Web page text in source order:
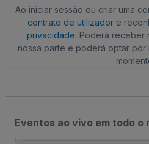
Ao iniciar sessão ou criar uma
contrato de utilizadore
privacidade. Poderá receber
nossa parte e poderá optar
Eventos ao vivo em todo o